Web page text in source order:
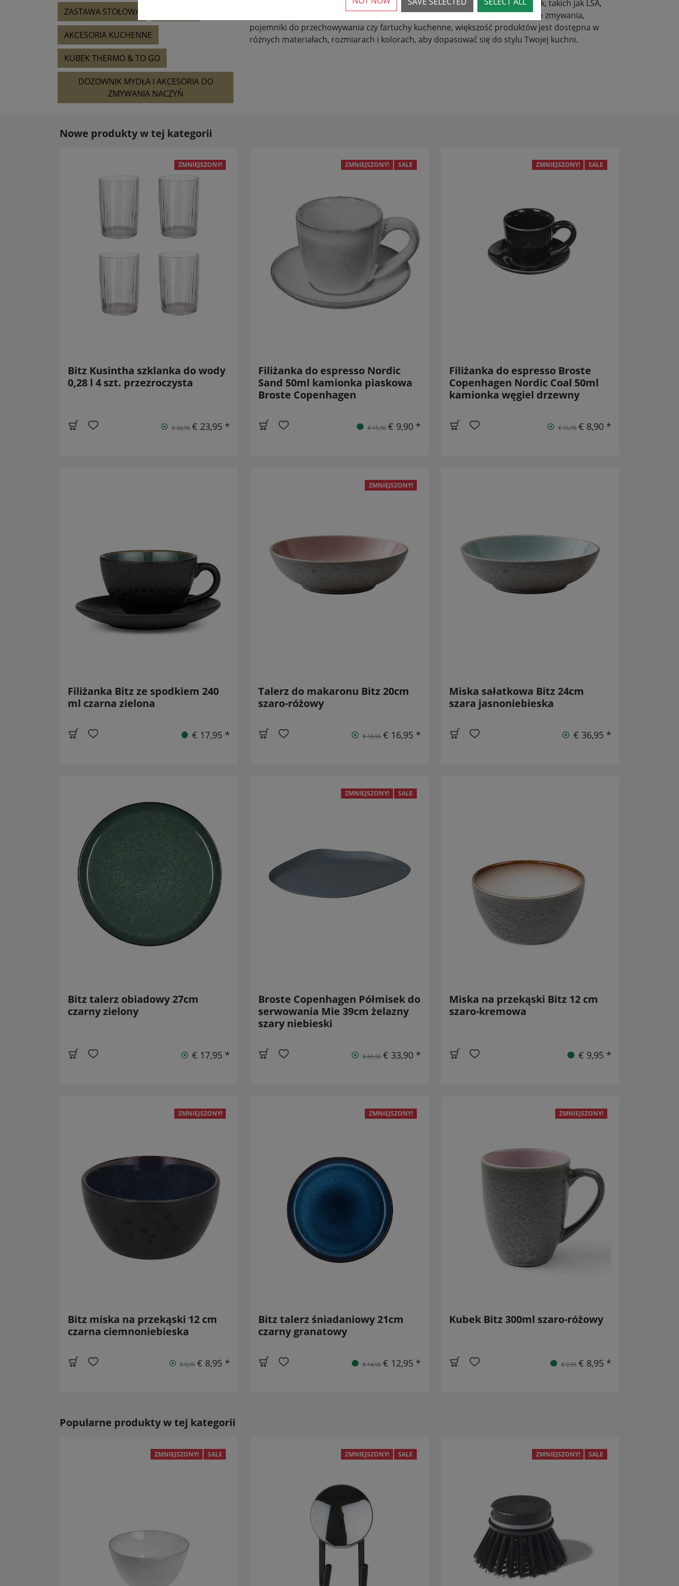
ZASTAWA STOŁOWA
AKCESORIA KUCHENNE
KUBEK THERMO & TO GO
DOZOWNIK MYDŁA I AKCESORIA DO
ZMYWANIA NACZYŃ
Oferujemy szeroką gamę przydatnych akcesoriów kuchennych różnych marek, takich jak LSA,
Menu, Stelton i Sagaform. Niezależnie od tego, czy chodzi o noże, przybory do zmywania,
pojemniki do przechowywania czy fartuchy kuchenne, większość produktów jest dostępna w
różnych materiałach, rozmiarach i kolorach, aby dopasować się do stylu Twojej kuchni.
Nowe produkty w tej kategorii
ZMNIEJSZONY!
Bitz Kusintha szklanka do wody
0,28 l 4 szt. przezroczysta
€ 32,95 € 23,95 *
ZMNIEJSZONY! SALE
Filiżanka do espresso Nordic
Sand 50ml kamionka piaskowa
Broste Copenhagen
€ 15,90 € 9,90 *
ZMNIEJSZONY! SALE
Filiżanka do espresso Broste
Copenhagen Nordic Coal 50ml
kamionka węgiel drzewny
€ 15,90 € 8,90 *
Filiżanka Bitz ze spodkiem 240
ml czarna zielona
€ 17,95 *
ZMNIEJSZONY!
Talerz do makaronu Bitz 20cm
szaro-różowy
€ 18,95 € 16,95 *
Miska sałatkowa Bitz 24cm
szara jasnoniebieska
€ 36,95 *
Bitz talerz obiadowy 27cm
czarny zielony
€ 17,95 *
ZMNIEJSZONY! SALE
Broste Copenhagen Półmisek do
serwowania Mie 39cm żelazny
szary niebieski
€ 65,90 € 33,90 *
Miska na przekąski Bitz 12 cm
szaro-kremowa
€ 9,95 *
ZMNIEJSZONY!
Bitz miska na przekąski 12 cm
czarna ciemnoniebieska
€ 9,95 € 8,95 *
ZMNIEJSZONY!
Bitz talerz śniadaniowy 21cm
czarny granatowy
€ 14,95 € 12,95 *
ZMNIEJSZONY!
Kubek Bitz 300ml szaro-różowy
€ 9,95 € 8,95 *
Popularne produkty w tej kategorii
ZMNIEJSZONY! SALE ZMNIEJSZONY! SALE ZMNIEJSZONY! SALE